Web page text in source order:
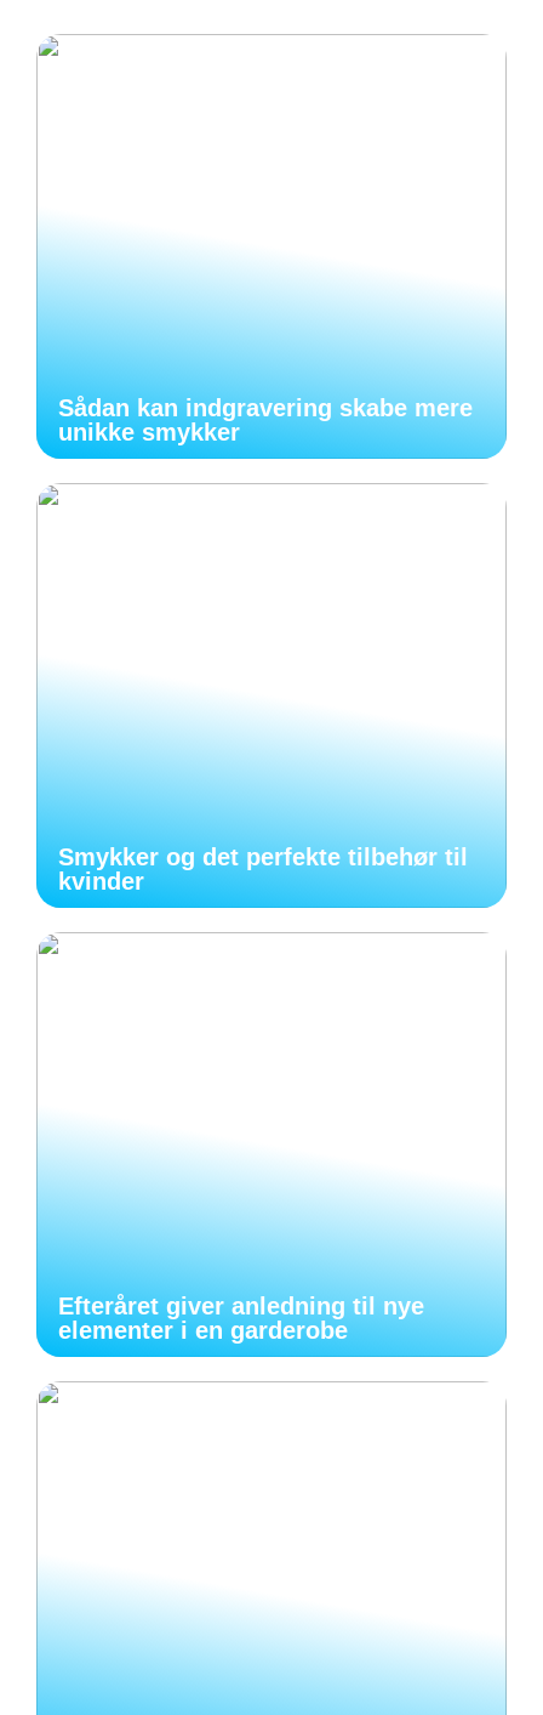
Sådan kan indgravering skabe mere
unikke smykker
Smykker og det perfekte tilbehør til
kvinder
Efteråret giver anledning til nye
elementer i en garderobe